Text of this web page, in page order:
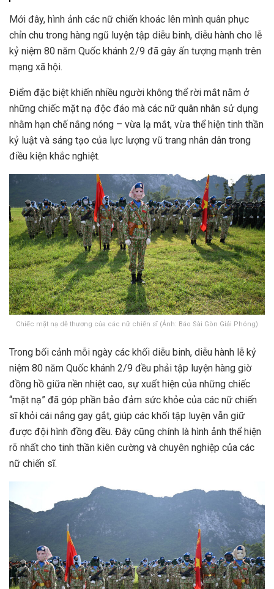
Mới đây, hình ảnh các nữ chiến khoác lên mình quân phục
chỉn chu trong hàng ngũ luyện tập diễu binh, diễu hành cho lễ
kỷ niệm 80 năm Quốc khánh 2/9 đã gây ấn tượng mạnh trên
mạng xã hội.
Điểm đặc biệt khiến nhiều người không thể rời mắt nằm ở
những chiếc mặt nạ độc đáo mà các nữ quân nhân sử dụng
nhằm hạn chế nắng nóng – vừa lạ mắt, vừa thể hiện tinh thần
kỷ luật và sáng tạo của lực lượng vũ trang nhân dân trong
điều kiện khắc nghiệt.
Chiếc mặt nạ dễ thương của các nữ chiến sĩ (Ảnh: Báo Sài Gòn Giải Phóng)
Trong bối cảnh mỗi ngày các khối diễu binh, diễu hành lễ kỷ
niệm 80 năm Quốc khánh 2/9 đều phải tập luyện hàng giờ
đồng hồ giữa nền nhiệt cao, sự xuất hiện của những chiếc
“mặt nạ” đã góp phần bảo đảm sức khỏe của các nữ chiến
sĩ khỏi cái nắng gay gắt, giúp các khối tập luyện vẫn giữ
được đội hình đồng đều. Đây cũng chính là hình ảnh thể hiện
rõ nhất cho tinh thần kiên cường và chuyên nghiệp của các
nữ chiến sĩ.